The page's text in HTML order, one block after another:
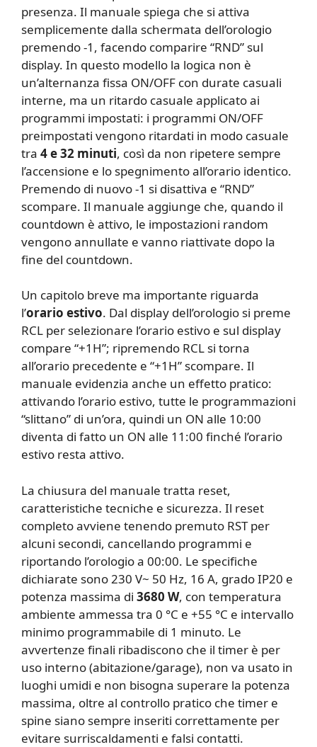
presenza. Il manuale spiega che si attiva
semplicemente dalla schermata dell’orologio
premendo -1, facendo comparire “RND” sul
display. In questo modello la logica non è
un’alternanza fissa ON/OFF con durate casuali
interne, ma un ritardo casuale applicato ai
programmi impostati: i programmi ON/OFF
preimpostati vengono ritardati in modo casuale
tra 4 e 32 minuti, così da non ripetere sempre
l’accensione e lo spegnimento all’orario identico.
Premendo di nuovo -1 si disattiva e “RND”
scompare. Il manuale aggiunge che, quando il
countdown è attivo, le impostazioni random
vengono annullate e vanno riattivate dopo la
fine del countdown.
Un capitolo breve ma importante riguarda
l’orario estivo. Dal display dell’orologio si preme
RCL per selezionare l’orario estivo e sul display
compare “+1H”; ripremendo RCL si torna
all’orario precedente e “+1H” scompare. Il
manuale evidenzia anche un effetto pratico:
attivando l’orario estivo, tutte le programmazioni
“slittano” di un’ora, quindi un ON alle 10:00
diventa di fatto un ON alle 11:00 finché l’orario
estivo resta attivo.
La chiusura del manuale tratta reset,
caratteristiche tecniche e sicurezza. Il reset
completo avviene tenendo premuto RST per
alcuni secondi, cancellando programmi e
riportando l’orologio a 00:00. Le specifiche
dichiarate sono 230 V~ 50 Hz, 16 A, grado IP20 e
potenza massima di 3680 W, con temperatura
ambiente ammessa tra 0 °C e +55 °C e intervallo
minimo programmabile di 1 minuto. Le
avvertenze finali ribadiscono che il timer è per
uso interno (abitazione/garage), non va usato in
luoghi umidi e non bisogna superare la potenza
massima, oltre al controllo pratico che timer e
spine siano sempre inseriti correttamente per
evitare surriscaldamenti e falsi contatti.